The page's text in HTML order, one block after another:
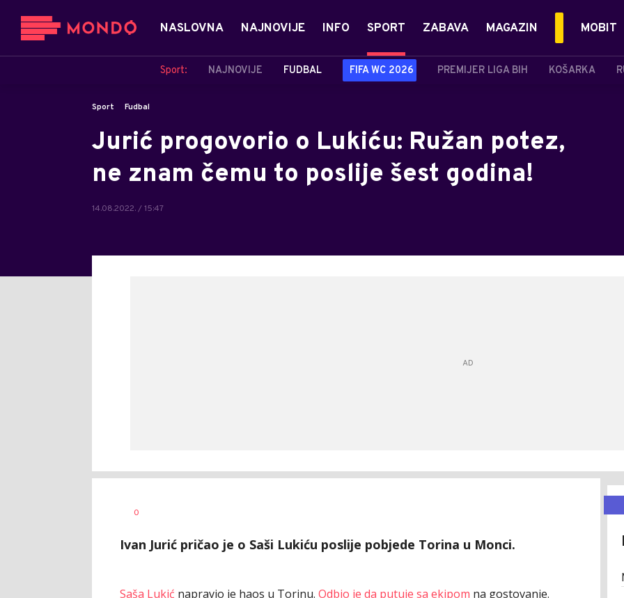
NASLOVNA NAJNOVIJE INFO SPORT
Sport: NAJNOVIJE FUDBAL FIFA WC 2026 PREMIJER LIGA BIH KOŠARKA
ZABAVA MAGAZIN MOBIT
Sport Fudbal
Jurić progovorio o Lukiću: Ružan potez,
ne znam čemu to poslije šest godina!
14.08.2022. / 15:47
AUTOR
0
Ivan Jurić pričao je o Saši Lukiću poslije pobjede Torina u Monci.
Saša Lukić napravio je haos u Torinu. Odbio je da putuje sa ekipom na gostovanje.